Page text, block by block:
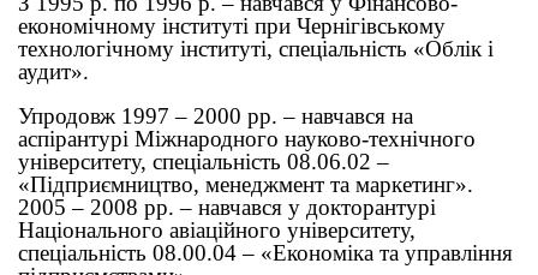
економічному інституті при Чернігівському
технологічному інституті, спеціальність «Облік і
аудит».
Упродовж 1997 – 2000 рр. – навчався на
аспірантурі Міжнародного науково-технічного
університету, спеціальність 08.06.02 –
«Підприємництво, менеджмент та маркетинг».
2005 – 2008 рр. – навчався у докторантурі
Національного авіаційного університету,
спеціальність 08.00.04 – «Економіка та управління